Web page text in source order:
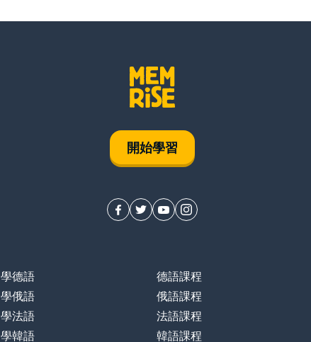
開始學習
學德語
學俄語
學法語
學韓語
德語課程
俄語課程
法語課程
韓語課程